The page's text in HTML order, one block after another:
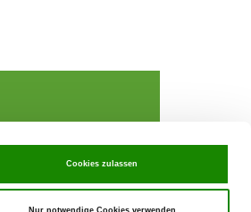
Cookies zulassen
Nur notwendige Cookies verwenden